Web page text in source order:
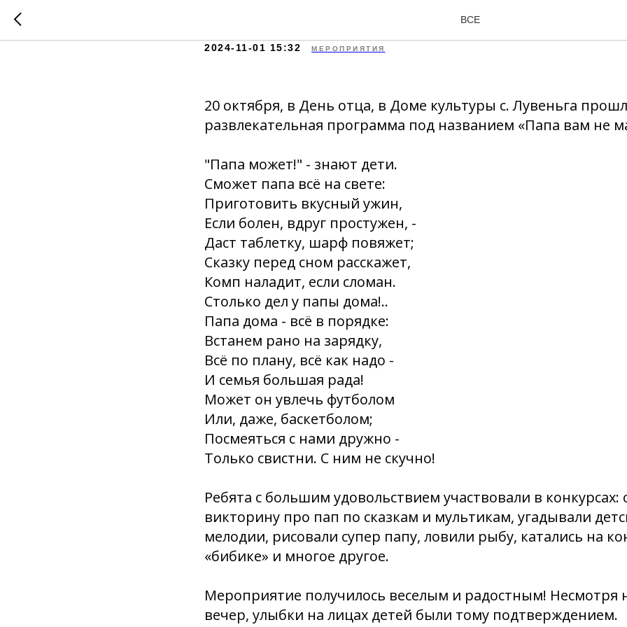
ВСЕ
2024-11-01 15:32 МЕРОПРИЯТИЯ
20 октября, в День отца, в Доме культуры с. Лувеньга
развлекательная программа под названием «Папа вам не
"Папа может!" - знают дети.
Сможет папа всё на свете:
Приготовить вкусный ужин,
Если болен, вдруг простужен, -
Даст таблетку, шарф повяжет;
Сказку перед сном расскажет,
Комп наладит, если сломан.
Столько дел у папы дома!..
Папа дома - всё в порядке:
Встанем рано на зарядку,
Всё по плану, всё как надо -
И семья большая рада!
Может он увлечь футболом
Или, даже, баскетболом;
Посмеяться с нами дружно -
Только свистни. С ним не скучно!
Ребята с большим удовольствием участвовали в конкурсах:
викторину про пап по сказкам и мультикам, угадывали
мелодии, рисовали супер папу, ловили рыбу, катались на
«бибике» и многое другое.
Мероприятие получилось веселым и радостным! Несмотря
вечер, улыбки на лицах детей были тому подтверждением.